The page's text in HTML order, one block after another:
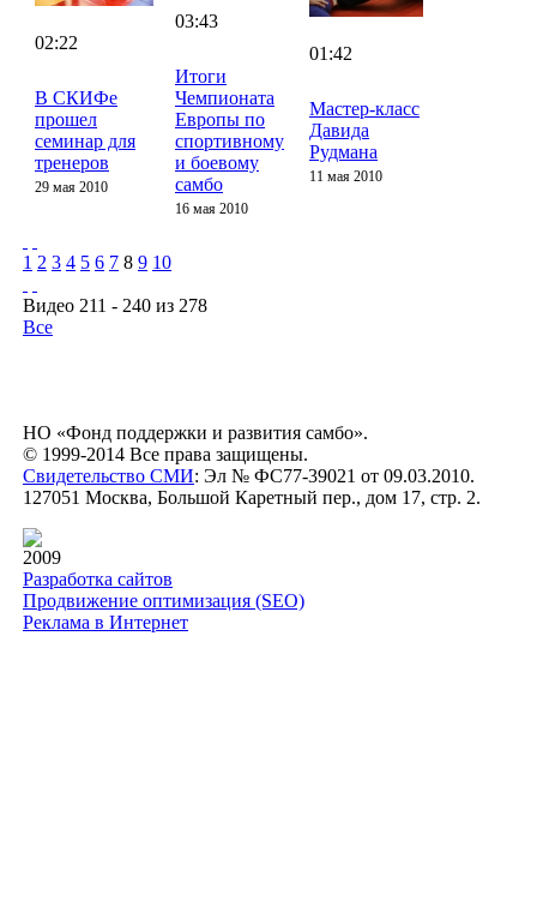
02:22
В СКИФе
прошел
семинар для
тренеров
29 мая 2010
03:43
Итоги
Чемпионата
Европы по
спортивному
и боевому
самбо
16 мая 2010
01:42
Мастер-класс
Давида
Рудмана
11 мая 2010
1 2 3 4 5 6 7 8 9 10
Видео 211 - 240 из 278
Все
НО «Фонд поддержки и развития самбо».
© 1999-2014 Все права защищены.
Свидетельство СМИ: Эл № ФС77-39021 от 09.03.2010.
127051 Москва, Большой Каретный пер., дом 17, стр. 2.
2009
Разработка сайтов
Продвижение оптимизация (SEO)
Реклама в Интернет